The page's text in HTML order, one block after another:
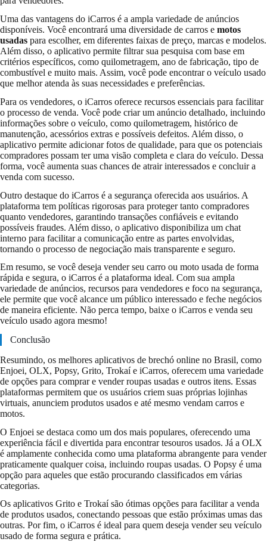
Uma das vantagens do iCarros é a ampla variedade de anúncios
disponíveis. Você encontrará uma diversidade de carros e motos
usadas para escolher, em diferentes faixas de preço, marcas e modelos.
Além disso, o aplicativo permite filtrar sua pesquisa com base em
critérios específicos, como quilometragem, ano de fabricação, tipo de
combustível e muito mais. Assim, você pode encontrar o veículo usado
que melhor atenda às suas necessidades e preferências.
Para os vendedores, o iCarros oferece recursos essenciais para facilitar
o processo de venda. Você pode criar um anúncio detalhado, incluindo
informações sobre o veículo, como quilometragem, histórico de
manutenção, acessórios extras e possíveis defeitos. Além disso, o
aplicativo permite adicionar fotos de qualidade, para que os potenciais
compradores possam ter uma visão completa e clara do veículo. Dessa
forma, você aumenta suas chances de atrair interessados e concluir a
venda com sucesso.
Outro destaque do iCarros é a segurança oferecida aos usuários. A
plataforma tem políticas rigorosas para proteger tanto compradores
quanto vendedores, garantindo transações confiáveis e evitando
possíveis fraudes. Além disso, o aplicativo disponibiliza um chat
interno para facilitar a comunicação entre as partes envolvidas,
tornando o processo de negociação mais transparente e seguro.
Em resumo, se você deseja vender seu carro ou moto usada de forma
rápida e segura, o iCarros é a plataforma ideal. Com sua ampla
variedade de anúncios, recursos para vendedores e foco na segurança,
ele permite que você alcance um público interessado e feche negócios
de maneira eficiente. Não perca tempo, baixe o iCarros e venda seu
veículo usado agora mesmo!
Conclusão
Resumindo, os melhores aplicativos de brechó online no Brasil, como
Enjoei, OLX, Popsy, Grito, Trokaí e iCarros, oferecem uma variedade
de opções para comprar e vender roupas usadas e outros itens. Essas
plataformas permitem que os usuários criem suas próprias lojinhas
virtuais, anunciem produtos usados e até mesmo vendam carros e
motos.
O Enjoei se destaca como um dos mais populares, oferecendo uma
experiência fácil e divertida para encontrar tesouros usados. Já a OLX
é amplamente conhecida como uma plataforma abrangente para vender
praticamente qualquer coisa, incluindo roupas usadas. O Popsy é uma
opção para aqueles que estão procurando classificados em várias
categorias.
Os aplicativos Grito e Trokaí são ótimas opções para facilitar a venda
de produtos usados, conectando pessoas que estão próximas umas das
outras. Por fim, o iCarros é ideal para quem deseja vender seu veículo
usado de forma segura e prática.